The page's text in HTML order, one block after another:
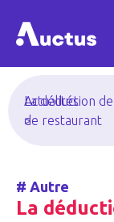
Actualités
>
La déduction
de restaurant
# Autre
La